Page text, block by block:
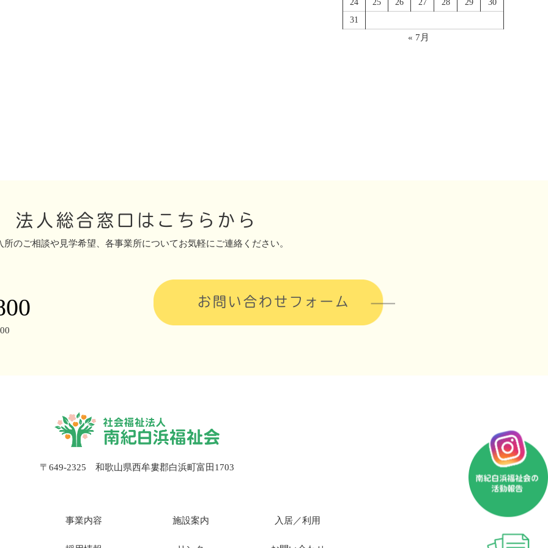
24
25 26 27 28 29
30
31
« 7月
法人総合窓口はこちらから
所のご相談や見学希望、 各事業所についてお気軽にご連絡ください。
お問い合わせフォーム
〒649-2325 和歌山県西牟婁郡白浜町富田1703
事業内容 施設案内 入居／利用